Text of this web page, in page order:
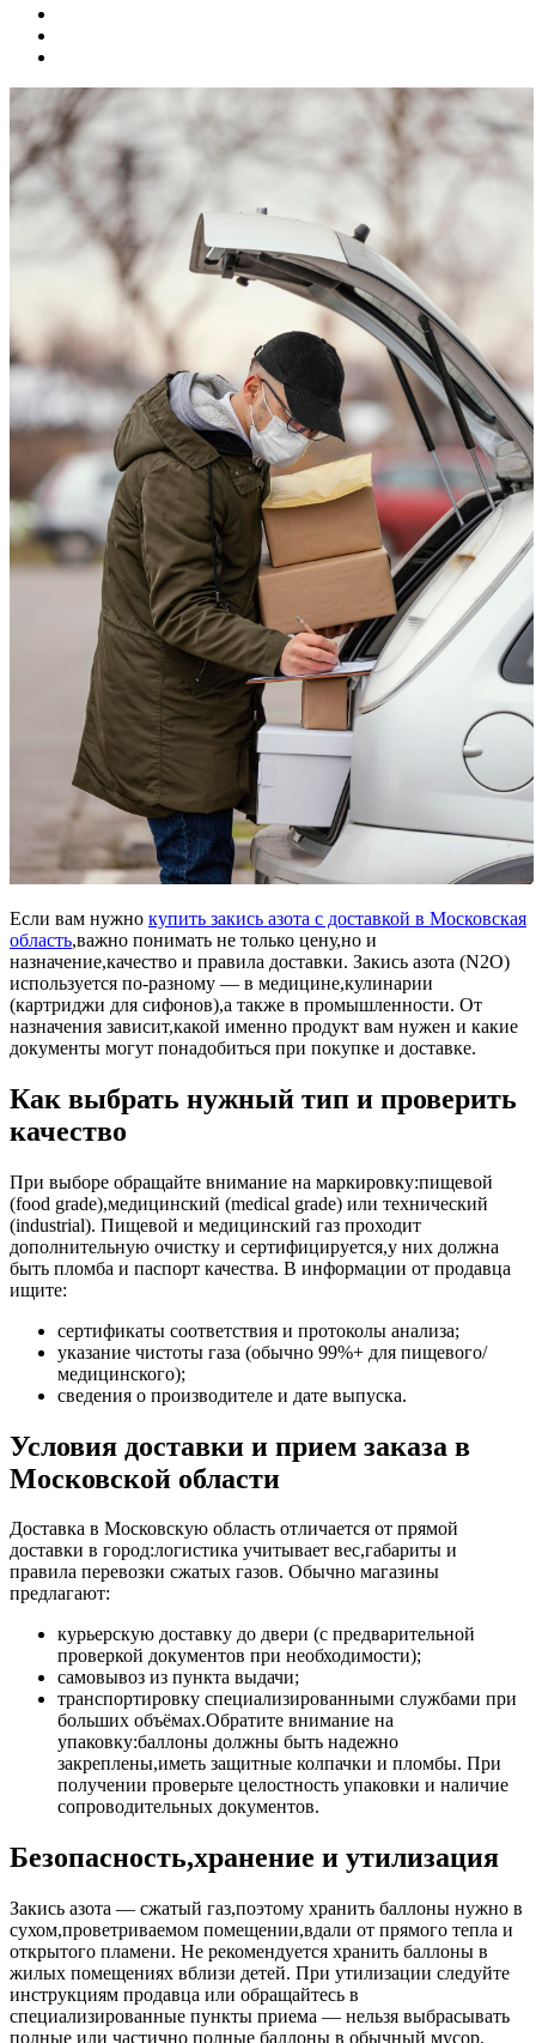
Если вам нужно купить закись азота с доставкой в Московская
область,важно понимать не только цену,но и
назначение,качество и правила доставки. Закись азота (N2O)
используется по-разному — в медицине,кулинарии
(картриджи для сифонов),а также в промышленности. От
назначения зависит,какой именно продукт вам нужен и какие
документы могут понадобиться при покупке и доставке.
Как выбрать нужный тип и проверить
качество
При выборе обращайте внимание на маркировку:пищевой
(food grade),медицинский (medical grade) или технический
(industrial). Пищевой и медицинский газ проходит
дополнительную очистку и сертифицируется,у них должна
быть пломба и паспорт качества. В информации от продавца
ищите:
сертификаты соответствия и протоколы анализа;
указание чистоты газа (обычно 99%+ для пищевого/
медицинского);
сведения о производителе и дате выпуска.
Условия доставки и прием заказа в
Московской области
Доставка в Московскую область отличается от прямой
доставки в город:логистика учитывает вес,габариты и
правила перевозки сжатых газов. Обычно магазины
предлагают:
курьерскую доставку до двери (с предварительной
проверкой документов при необходимости);
самовывоз из пункта выдачи;
транспортировку специализированными службами при
больших объёмах.Обратите внимание на
упаковку:баллоны должны быть надежно
закреплены,иметь защитные колпачки и пломбы. При
получении проверьте целостность упаковки и наличие
сопроводительных документов.
Безопасность,хранение и утилизация
Закись азота — сжатый газ,поэтому хранить баллоны нужно в
сухом,проветриваемом помещении,вдали от прямого тепла и
открытого пламени. Не рекомендуется хранить баллоны в
жилых помещениях вблизи детей. При утилизации следуйте
инструкциям продавца или обращайтесь в
специализированные пункты приема — нельзя выбрасывать
полные или частично полные баллоны в обычный мусор.